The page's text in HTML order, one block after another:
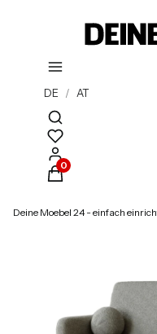
DE / AT
Suchmaschine
Produkte im
Deine Moebel 24 - einfach